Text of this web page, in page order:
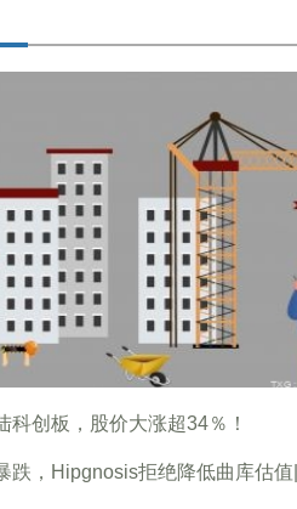
科创板，股价大涨超34％！
跌，Hipgnosis拒绝降低曲库估